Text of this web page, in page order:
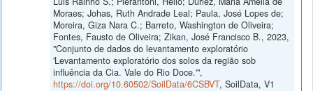
Moraes; Johas, Ruth Andrade Leal; Paula, José Lopes de;
Moreira, Giza Nara C.; Barreto, Washington de Oliveira;
Fontes, Fausto de Oliveira; Zikan, José Francisco B., 2023,
"Conjunto de dados do levantamento exploratório
'Levantamento exploratório dos solos da região sob
influência da Cia. Vale do Rio Doce.'",
https://doi.org/10.60502/SoilData/6CSBVT, SoilData, V1